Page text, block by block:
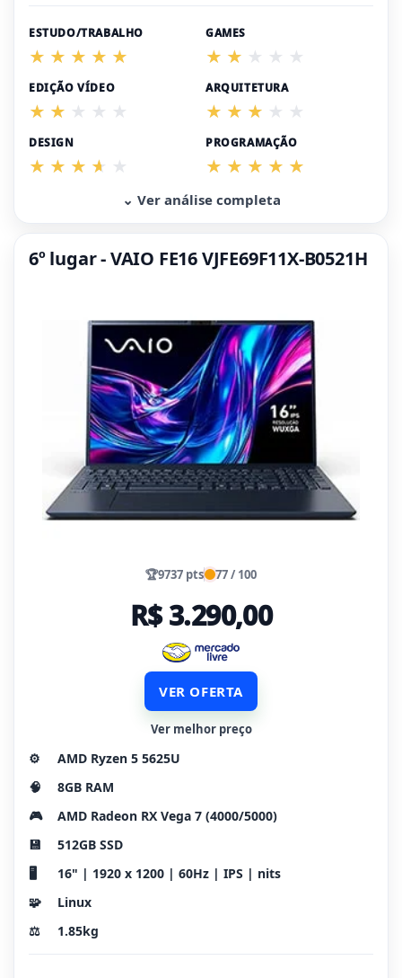
ESTUDO/TRABALHO GAMES
EDIÇÃO VÍDEO ARQUITETURA
DESIGN PROGRAMAÇÃO
⌄ Ver análise completa
6º lugar - VAIO FE16 VJFE69F11X-B0521H
🏆9737 pts 77 / 100
R$ 3.290,00
VER OFERTA
Ver melhor preço
⚙️
AMD Ryzen 5 5625U
🧠
8GB RAM
🎮
AMD Radeon RX Vega 7 (4000/5000)
💾
512GB SSD
🖥️
16" | 1920 x 1200 | 60Hz | IPS | nits
🧩
Linux
⚖️
1.85kg